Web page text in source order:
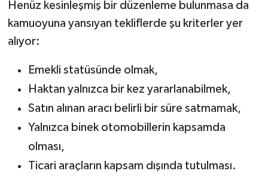
Henüz kesinleşmiş bir düzenleme bulunmasa da
kamuoyuna yansıyan tekliflerde şu kriterler yer
alıyor:
Emekli statüsünde olmak,
Haktan yalnızca bir kez yararlanabilmek,
Satın alınan aracı belirli bir süre satmamak,
Yalnızca binek otomobillerin kapsamda
olması,
Ticari araçların kapsam dışında tutulması.